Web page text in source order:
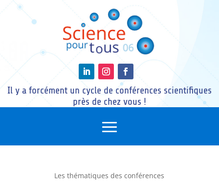
Il y a forcément un cycle de conférences scientifiques
près de chez vous !
Les thématiques des conférences